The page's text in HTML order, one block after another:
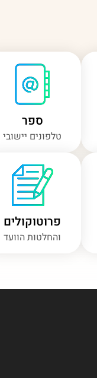
ספר
טלפונים יישובי
פרוטוקולים
והחלטות הוועד